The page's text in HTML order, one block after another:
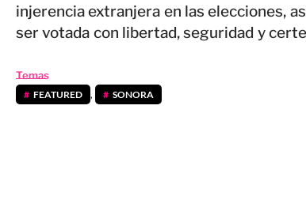
injerencia extranjera en las elecciones,
ser votada con libertad, seguridad y
Temas
FEATURED , SONORA